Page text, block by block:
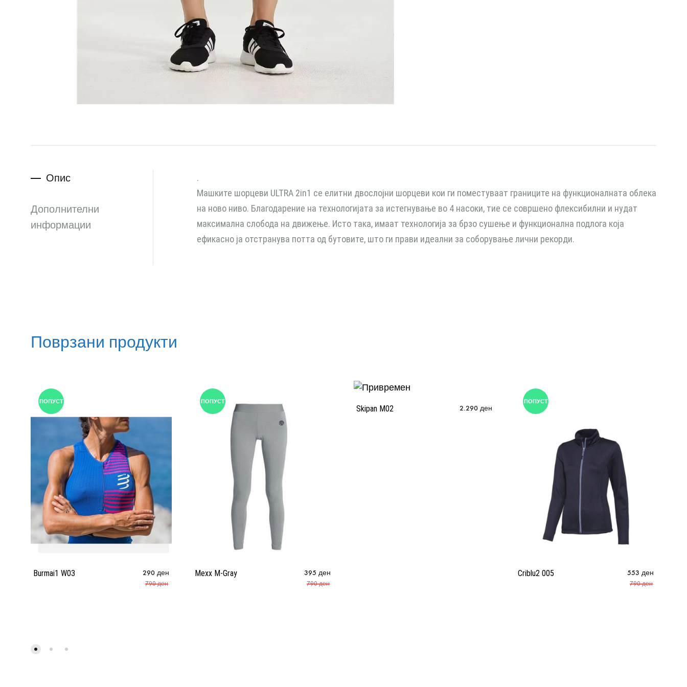
Опис
Дополнителни
информации
.
Машките шорцеви ULTRA 2in1 се елитни двослојни шорцеви кои ги поместуваат границите на функционалната облека
на ново ниво. Благодарение на технологијата за истегнување во 4 насоки, тие се совршено флексибилни и нудат
максимална слобода на движење. Исто така, имаат технологија за брзо сушење и функционална подлога која
ефикасно ја отстранува потта од бутовите, што ги прави идеални за соборување лични рекорди.
Поврзани продукти
ПОПУСТ
Burmai1 W03 290 ден
790ден
ПОПУСТ
Mexx M-Gray 395 ден
790ден
Skipan M02 2.290 ден
ПОПУСТ
Criblu2 005 553 ден
790ден